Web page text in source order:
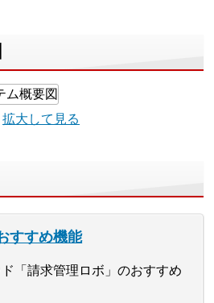
拡大して見る
すすめ機能
「請求管理ロボ」のおすすめ